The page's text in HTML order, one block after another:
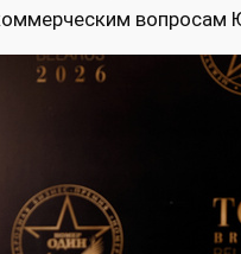
вопросам